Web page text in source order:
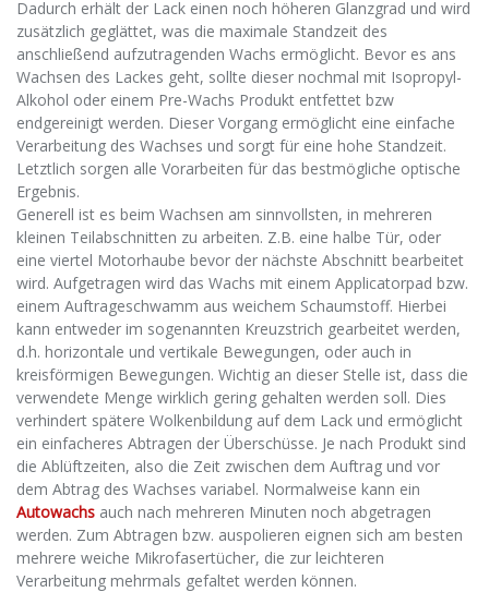
Dadurch erhält der Lack einen noch höheren Glanzgrad und wird
zusätzlich geglättet, was die maximale Standzeit des
anschließend aufzutragenden Wachs ermöglicht. Bevor es ans
Wachsen des Lackes geht, sollte dieser nochmal mit Isopropyl-
Alkohol oder einem Pre-Wachs Produkt entfettet bzw
endgereinigt werden. Dieser Vorgang ermöglicht eine einfache
Verarbeitung des Wachses und sorgt für eine hohe Standzeit.
Letztlich sorgen alle Vorarbeiten für das bestmögliche optische
Ergebnis.
Generell ist es beim Wachsen am sinnvollsten, in mehreren
kleinen Teilabschnitten zu arbeiten. Z.B. eine halbe Tür, oder
eine viertel Motorhaube bevor der nächste Abschnitt bearbeitet
wird. Aufgetragen wird das Wachs mit einem Applicatorpad bzw.
einem Auftrageschwamm aus weichem Schaumstoff. Hierbei
kann entweder im sogenannten Kreuzstrich gearbeitet werden,
d.h. horizontale und vertikale Bewegungen, oder auch in
kreisförmigen Bewegungen. Wichtig an dieser Stelle ist, dass die
verwendete Menge wirklich gering gehalten werden soll. Dies
verhindert spätere Wolkenbildung auf dem Lack und ermöglicht
ein einfacheres Abtragen der Überschüsse. Je nach Produkt sind
die Ablüftzeiten, also die Zeit zwischen dem Auftrag und vor
dem Abtrag des Wachses variabel. Normalweise kann ein
Autowachs auch nach mehreren Minuten noch abgetragen
werden. Zum Abtragen bzw. auspolieren eignen sich am besten
mehrere weiche Mikrofasertücher, die zur leichteren
Verarbeitung mehrmals gefaltet werden können.